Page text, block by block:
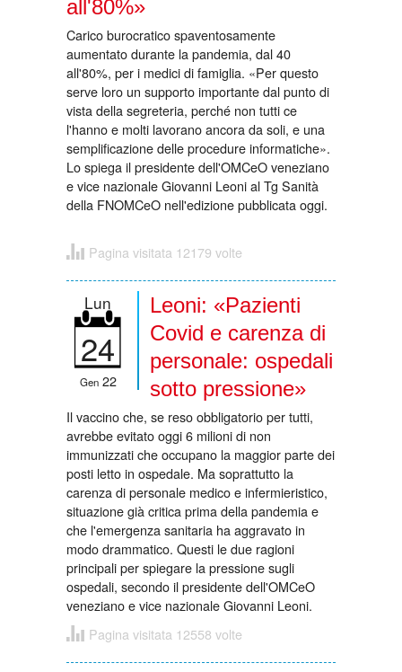
all'80%»
Carico burocratico spaventosamente
aumentato durante la pandemia, dal 40
all'80%, per i medici di famiglia. «Per questo
serve loro un supporto importante dal punto di
vista della segreteria, perché non tutti ce
l'hanno e molti lavorano ancora da soli, e una
semplificazione delle procedure informatiche».
Lo spiega il presidente dell'OMCeO veneziano
e vice nazionale Giovanni Leoni al Tg Sanità
della FNOMCeO nell'edizione pubblicata oggi.
Pagina visitata 12179 volte
Lun
24
Gen 22
Leoni: «Pazienti
Covid e carenza di
personale: ospedali
sotto pressione»
Il vaccino che, se reso obbligatorio per tutti,
avrebbe evitato oggi 6 milioni di non
immunizzati che occupano la maggior parte dei
posti letto in ospedale. Ma soprattutto la
carenza di personale medico e infermieristico,
situazione già critica prima della pandemia e
che l'emergenza sanitaria ha aggravato in
modo drammatico. Questi le due ragioni
principali per spiegare la pressione sugli
ospedali, secondo il presidente dell'OMCeO
veneziano e vice nazionale Giovanni Leoni.
Pagina visitata 12558 volte